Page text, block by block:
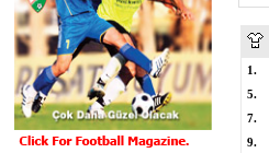
1.
5.
7.
9.